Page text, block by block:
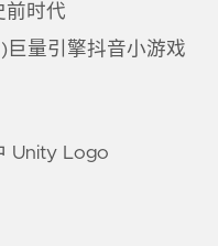
前时代
量引擎抖音小游戏
Unity Logo